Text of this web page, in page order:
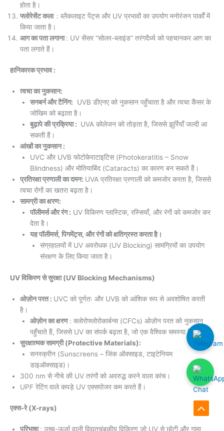
होता है।
फ्लोरेसेंट कला : ब्लैकलाइट पेंट्स और UV प्रभावों का उपयोग मनोरंजन पार्कों में
किया जाता है।
आग का पता लगाना: UV सेंसर “सोलर-ब्लाइंड” तरंगदैर्ध्य को पहचानकर आग का
पता लगाते हैं।
हानिकारक प्रभाव :
त्वचा का नुकसान:
सनबर्न और टैनिंग: UVB डीएनए को नुकसान पहुँचाता है और त्वचा कैंसर के
जोखिम को बढ़ाता है।
बुढ़ापे की प्रक्रिया : UVA कोलेजन को तोड़ता है, जिससे झुर्रियाँ जल्दी आ
सकती हैं।
आंखों का नुकसान :
UVC और UVB फोटोकेराटाइटिस (Photokeratitis – Snow
Blindness) और मोतियाबिंद (Cataracts) का कारण बन सकते हैं।
प्रतिरक्षा प्रणाली का दमन: UVA प्रतिरक्षा प्रणाली को कमजोर करता है, जिससे
त्वचा रोगों का खतरा बढ़ता है।
सामग्री का क्षरण:
पॉलीमर्स और रंग : UV विकिरण प्लास्टिक, रस्सियाँ, और रंगों को कमजोर कर
देता है।
यह पॉलीमर्स, पिगमेंट्स, और रंगों को क्षतिग्रस्त करता है।
संग्रहालयों में UV अवरोधक (UV Blocking) सामग्रियों का उपयोग
संरक्षण के लिए किया जाता है।
UV विकिरण से सुरक्षा (UV Blocking Mechanisms)
ओज़ोन परत : UVC को पूर्णतः और UVB को आंशिक रूप से अवशोषित करती
है।
ओज़ोन का क्षरण: क्लोरोफ्लोरोकार्बन्स (CFCs) ओज़ोन परत को नुकसान
पहुँचाते हैं, जिससे UV का संपर्क बढ़ता है, जो एक वैश्विक समस्या है।
सुरक्षात्मक सामग्री (Protective Materials):
सनस्क्रीन (Sunscreens – जिंक ऑक्साइड, टाइटेनियम
डाइऑक्साइड)।
300 nm से नीचे की UV तरंगों को अवरुद्ध करने वाला कांच।
UPF रेटिंग वाले कपड़े UV एक्सपोजर कम करते हैं।
एक्स-रे (X-rays)
परिभाषा: उच्च-ऊर्जा वाली विद्युतचुंबकीय विकिरण जो UV से छोटी और गामा
Scroll